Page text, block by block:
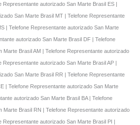
Representante autorizado San Marte Brasil ES |
San Marte Brasil MT | Telefone Representante
| Telefone Representante autorizado San Marte
autorizado San Marte Brasil DF | Telefone
Marte Brasil AM | Telefone Representante autorizado
Representante autorizado San Marte Brasil AP |
San Marte Brasil RR | Telefone Representante
| Telefone Representante autorizado San Marte
autorizado San Marte Brasil BA | Telefone
Marte Brasil RN | Telefone Representante autorizado
Representante autorizado San Marte Brasil PI |